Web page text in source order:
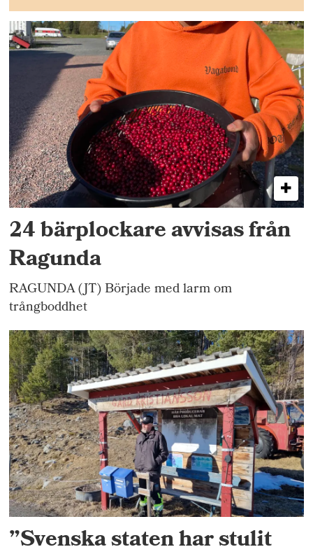
24 bärplockare avvisas från
Ragunda
RAGUNDA (JT) Började med larm om
trångboddhet